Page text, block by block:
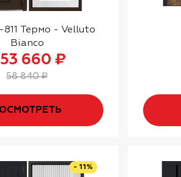
811 Термо - Velluto
Bianco
53 660 ₽
58 840 ₽
- 11%